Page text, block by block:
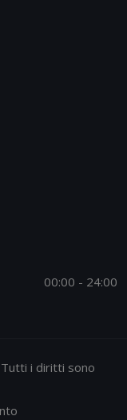
00:00 - 24:00
i diritti sono